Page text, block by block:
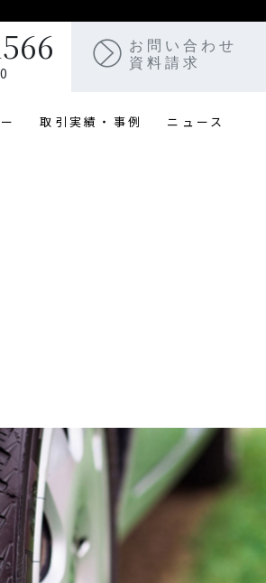
取引実績・事例 ニュース
お問い合わせ
資料請求